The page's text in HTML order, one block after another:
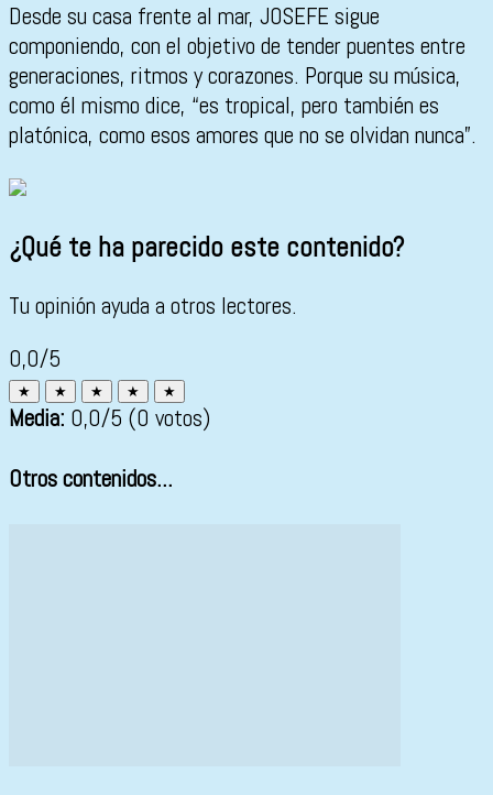
Desde su casa frente al mar, JOSEFE sigue
componiendo, con el objetivo de tender puentes entre
generaciones, ritmos y corazones. Porque su música,
como él mismo dice, “es tropical, pero también es
platónica, como esos amores que no se olvidan nunca”.
¿Qué te ha parecido este contenido?
Tu opinión ayuda a otros lectores.
0,0/5
★ ★ ★ ★ ★
Media: 0,0/5 (0 votos)
Otros contenidos...